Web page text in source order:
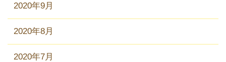
2020年9月
2020年8月
2020年7月